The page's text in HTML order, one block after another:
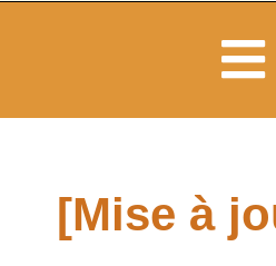
[Mise à